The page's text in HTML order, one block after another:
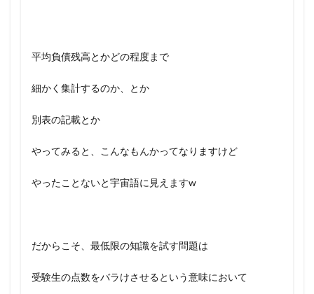
平均負債残高とかどの程度まで
細かく集計するのか、とか
別表の記載とか
やってみると、こんなもんかってなりますけど
やったことないと宇宙語に見えますw
だからこそ、最低限の知識を試す問題は
受験生の点数をバラけさせるという意味において